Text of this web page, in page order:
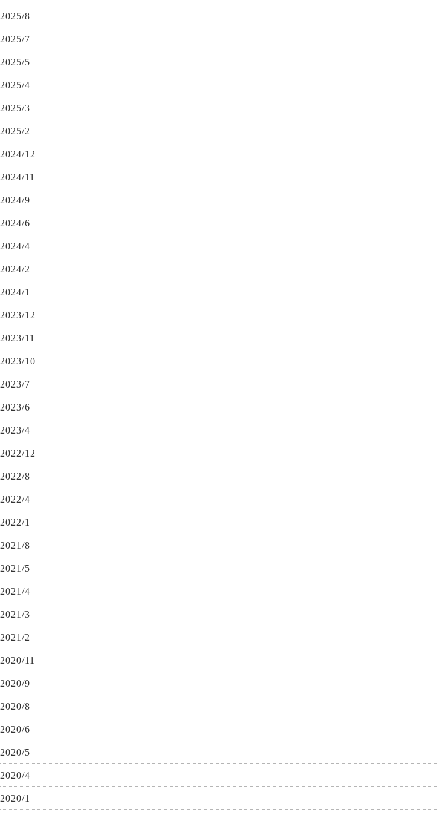
2025/8
2025/7
2025/5
2025/4
2025/3
2025/2
2024/12
2024/11
2024/9
2024/6
2024/4
2024/2
2024/1
2023/12
2023/11
2023/10
2023/7
2023/6
2023/4
2022/12
2022/8
2022/4
2022/1
2021/8
2021/5
2021/4
2021/3
2021/2
2020/11
2020/9
2020/8
2020/6
2020/5
2020/4
2020/1